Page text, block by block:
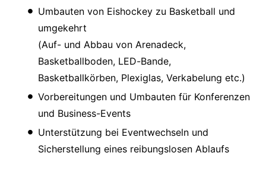
Umbauten von Eishockey zu Basketball und
umgekehrt
(Auf- und Abbau von Arenadeck,
Basketballboden, LED-Bande,
Basketballkörben, Plexiglas, Verkabelung etc.)
Vorbereitungen und Umbauten für Konferenzen
und Business-Events
Unterstützung bei Eventwechseln und
Sicherstellung eines reibungslosen Ablaufs